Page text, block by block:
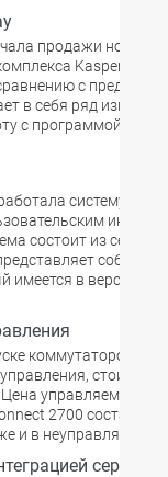
продажи новой
Kaspersky
с
в себя ряд
с программой и
систему
состоит из
собой
в версиях
коммутаторов
управляемого
2700
и в неуправляемом
сервисов